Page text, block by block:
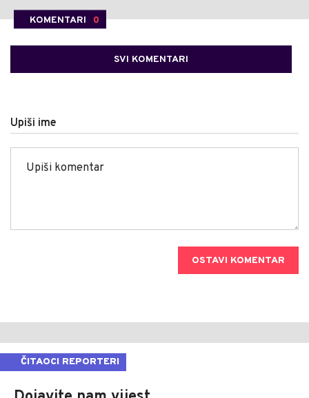
KOMENTARI 0
SVI KOMENTARI
Upiši ime
OSTAVI KOMENTAR
ČITAOCI REPORTERI